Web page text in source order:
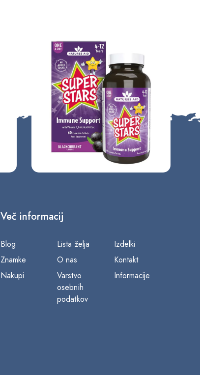
Več informacij
Blog Lista želja
Izdelki
Znamke
O nas
Kontakt
Nakupi
Varstvo
osebnih
podatkov
Informacije